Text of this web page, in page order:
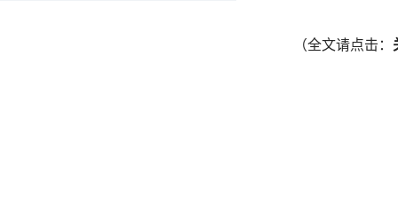
（全文请点击：